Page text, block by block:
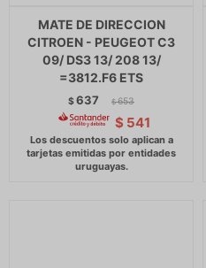
MATE DE DIRECCION
CITROEN - PEUGEOT C3
09/ DS3 13/ 208 13/
=3812.F6 ETS
$637 $ 653
$ 541